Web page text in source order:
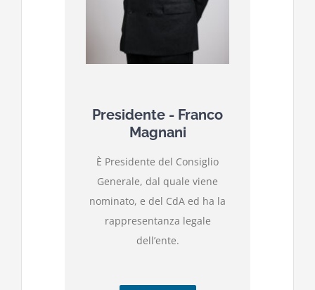
Presidente - Franco
Magnani
È Presidente del Consiglio
Generale, dal quale viene
nominato, e del CdA ed ha la
rappresentanza legale
dell’ente.